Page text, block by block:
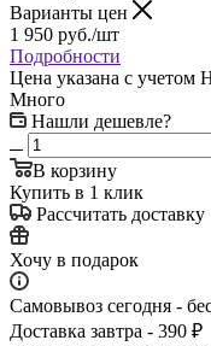
Варианты цен
1 950 руб./шт
Подробности
Цена указана с учетом
Много
Нашли дешевле?
В корзину
Купить в 1 клик
Рассчитать доставку
Хочу в подарок
Самовывоз сегодня -
Доставка завтра - 390 ₽